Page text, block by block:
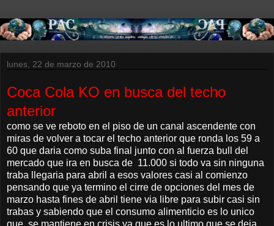
lunes, 22 de marzo de 2010
Coca Cola KO en busca del techo
anterior
como se ve reboto en el piso de un canal ascendente con
miras de volver a tocar el techo anterior que ronda los 59 a
60 que daria como suba final junto con al fuerza bull del
mercado que ira en busca de 11.000 si todo va sin ninguna
traba llegaria para abril a esos valores casi al comienzo
pensando que ya termino el cirre de opciones del mes de
marzo hasta fines de abril tiene via libre para subir casi sin
trabas y sabiendo que el consumo alimenticio es lo unico
que se mantiene en crisis ya que es lo ultimo que se deja